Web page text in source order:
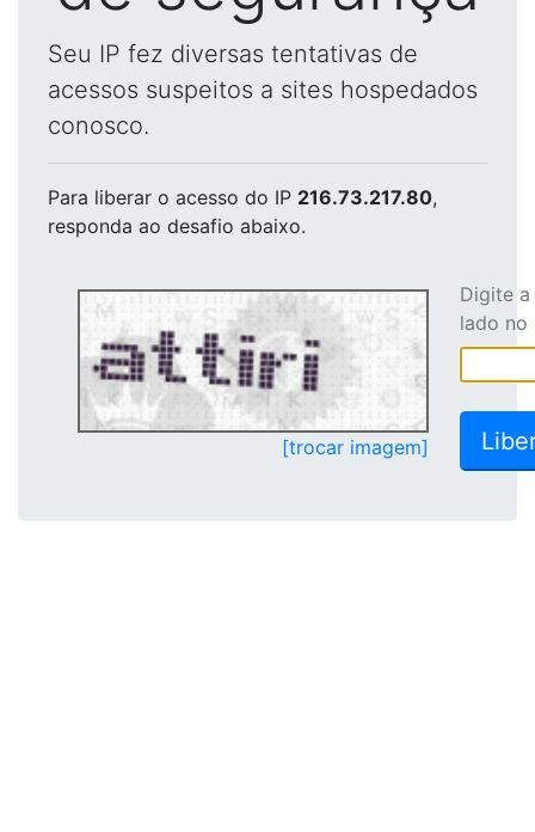
Seu IP fez diversas tentativas de
acessos suspeitos a sites hospedados
conosco.
Para liberar o acesso do IP 216.73.217.80,
responda ao desafio abaixo.
[trocar imagem]
Digite
lado no